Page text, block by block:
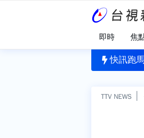
即時 焦
快訊跑馬
+1 蘇巧慧證實蔡英文出任競總主委
TTV NEWS